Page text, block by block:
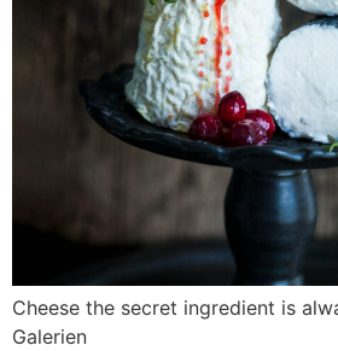
Cheese the secret ingredient is
Galerien